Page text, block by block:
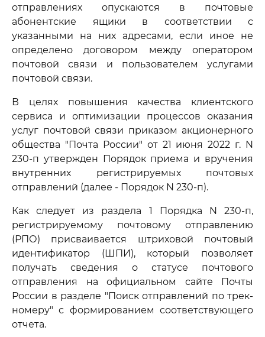
отправлениях опускаются в почтовые
абонентские ящики в соответствии с
указанными на них адресами, если иное не
определено договором между оператором
почтовой связи и пользователем услугами
почтовой связи.
В целях повышения качества клиентского
сервиса и оптимизации процессов оказания
услуг почтовой связи приказом акционерного
общества "Почта России" от 21 июня 2022 г. N
230-п утвержден Порядок приема и вручения
внутренних регистрируемых почтовых
отправлений (далее - Порядок N 230-п).
Как следует из раздела 1 Порядка N 230-п,
регистрируемому почтовому отправлению
(РПО) присваивается штриховой почтовый
идентификатор (ШПИ), который позволяет
получать сведения о статусе почтового
отправления на официальном сайте Почты
России в разделе "Поиск отправлений по трек-
номеру" с формированием соответствующего
отчета.